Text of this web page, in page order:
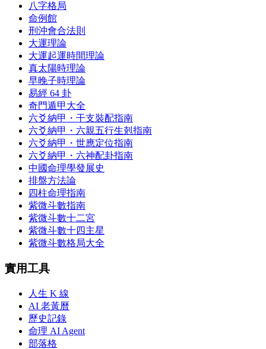
八字格局
命例館
刑沖會合法則
大運理論
大運起運時間理論
真太陽時理論
早晚子時理論
易經 64 卦
奇門遁甲大全
六爻納甲・干支裝配指南
六爻納甲・六親五行生剋指南
六爻納甲・世應定位指南
六爻納甲・六神配卦指南
中國命理學發展史
排盤方法論
四柱命理指南
紫微斗數指南
紫微斗數十二宮
紫微斗數十四主星
紫微斗數格局大全
實用工具
人生 K 線
AI 老黃曆
歷史記錄
命理 AI Agent
部落格